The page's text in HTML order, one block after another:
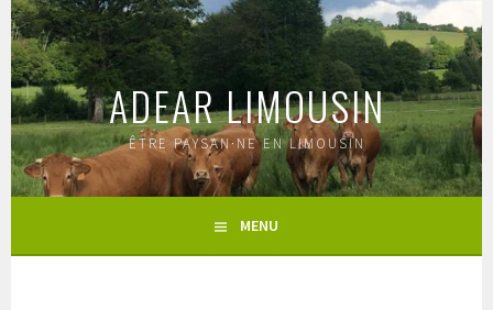
Aller
au
contenu
principal
ADEAR LIMOUSIN
ÊTRE PAYSAN·NE EN LIMOUSIN
MENU